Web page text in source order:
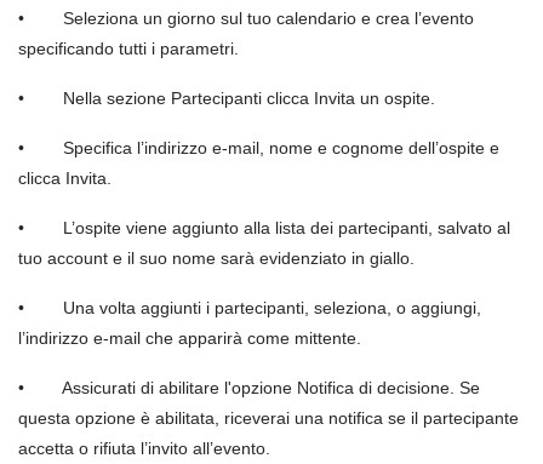
• Seleziona un giorno sul tuo calendario e crea l’evento
specificando tutti i parametri.
• Nella sezione Partecipanti clicca Invita un ospite.
• Specifica l’indirizzo e-mail, nome e cognome dell’ospite e
clicca Invita.
• L’ospite viene aggiunto alla lista dei partecipanti, salvato al
tuo account e il suo nome sarà evidenziato in giallo.
• Una volta aggiunti i partecipanti, seleziona, o aggiungi,
l’indirizzo e-mail che apparirà come mittente.
• Assicurati di abilitare l'opzione Notifica di decisione. Se
questa opzione è abilitata, riceverai una notifica se il partecipante
accetta o rifiuta l’invito all’evento.